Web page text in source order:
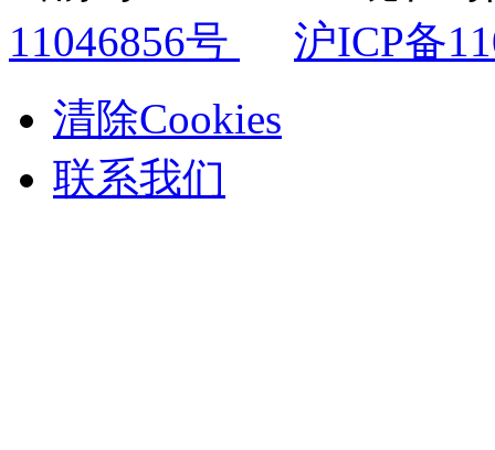
11046856号
沪ICP备
清除Cookies
联系我们